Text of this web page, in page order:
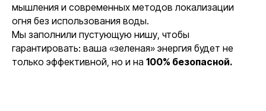
мышления и современных методов локализации
огня без использования воды.
Мы заполнили пустующую нишу, чтобы
гарантировать: ваша «зеленая» энергия будет не
только эффективной, но и на 100% безопасной.